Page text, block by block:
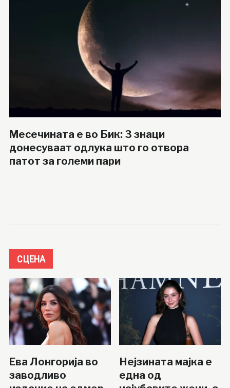
Месечината е во Бик: 3 знаци
донесуваат одлука што го отвора
патот за големи пари
СЦЕНА
Ева Лонгорија во
заводливо
Нејзината мајка е
една од